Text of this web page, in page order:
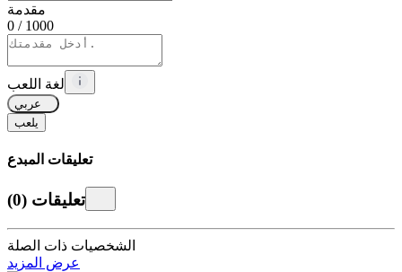
مقدمة
0 / 1000
لغة اللعب
عربي
يلعب
تعليقات المبدع
تعليقات (
0
)
الشخصيات ذات الصلة
عرض المزيد